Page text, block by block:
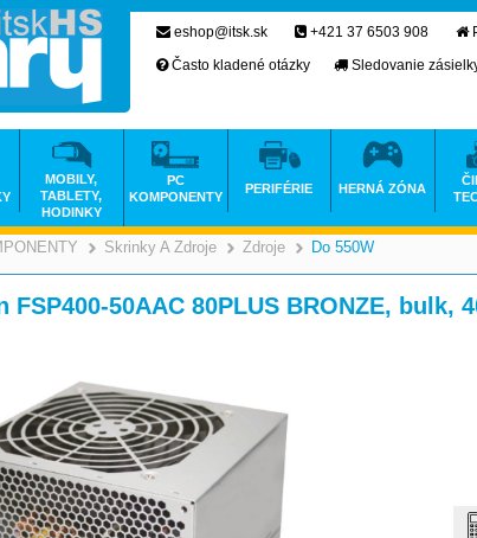
>
Skrinky A Zdroje >
Zdroje >
Do 550W
FSP400-50AAC 80PLUS BRONZE, bulk,
eshop@itsk.sk +421 37 6503 908
Často kladené otázky
Sledovanie
MOBILY,
TABLETY,
HODINKY
PC
KOMPONENTY
PERIFÉRIE HERNÁ ZÓNA